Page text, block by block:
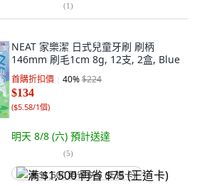
(1)
NEAT 家樂潔 日式兒童牙刷 刷柄
146mm 刷毛1cm 8g, 12支, 2盒, Blue
首購折扣價 40%$224
$134
($5.58/1個)
明天 8/8 (六) 預計送達
(5)
满 $1,500 再省 $75 (王道卡)